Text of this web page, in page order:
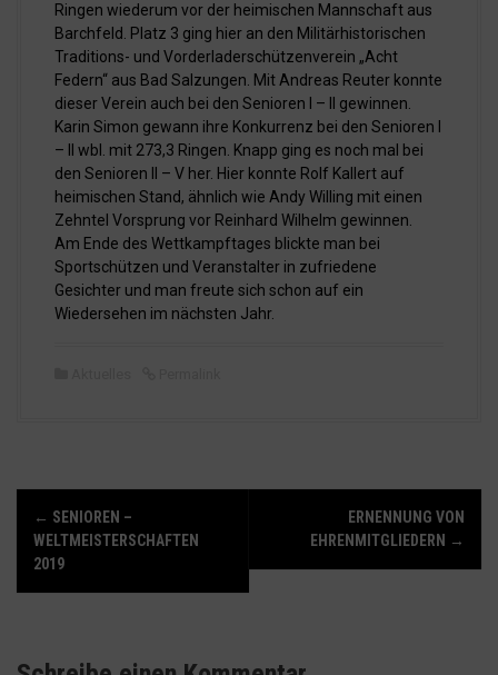
Ringen wiederum vor der heimischen Mannschaft aus
Barchfeld. Platz 3 ging hier an den Militärhistorischen
Traditions- und Vorderladerschützenverein „Acht
Federn“ aus Bad Salzungen. Mit Andreas Reuter konnte
dieser Verein auch bei den Senioren I – II gewinnen.
Karin Simon gewann ihre Konkurrenz bei den Senioren I
– II wbl. mit 273,3 Ringen. Knapp ging es noch mal bei
den Senioren II – V her. Hier konnte Rolf Kallert auf
heimischen Stand, ähnlich wie Andy Willing mit einen
Zehntel Vorsprung vor Reinhard Wilhelm gewinnen.
Am Ende des Wettkampftages blickte man bei
Sportschützen und Veranstalter in zufriedene
Gesichter und man freute sich schon auf ein
Wiedersehen im nächsten Jahr.
i
← SENIOREN –
WELTMEISTERSCHAFTEN
2019
ERNENNUNG VON
EHRENMITGLIEDERN →